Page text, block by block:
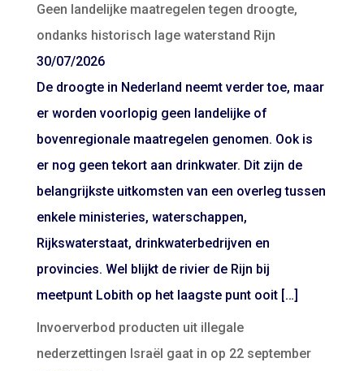
Geen landelijke maatregelen tegen droogte,
ondanks historisch lage waterstand Rijn
30/07/2026
De droogte in Nederland neemt verder toe, maar
er worden voorlopig geen landelijke of
bovenregionale maatregelen genomen. Ook is
er nog geen tekort aan drinkwater. Dit zijn de
belangrijkste uitkomsten van een overleg tussen
enkele ministeries, waterschappen,
Rijkswaterstaat, drinkwaterbedrijven en
provincies. Wel blijkt de rivier de Rijn bij
meetpunt Lobith op het laagste punt ooit […]
Invoerverbod producten uit illegale
nederzettingen Israël gaat in op 22 september